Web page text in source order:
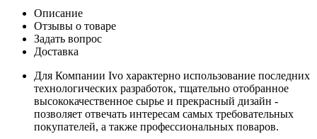
Описание
Отзывы о товаре
Задать вопрос
Доставка
Для Компании Ivo характерно использование последних
технологических разработок, тщательно отобранное
высококачественное сырье и прекрасный дизайн -
позволяет отвечать интересам самых требовательных
покупателей, а также профессиональных поваров.